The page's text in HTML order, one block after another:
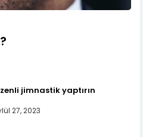
jimnastik yaptırın
27, 2023